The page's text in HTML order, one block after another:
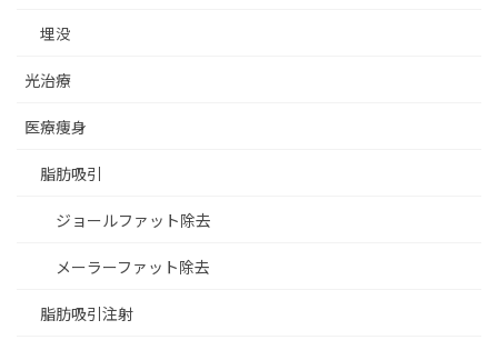
埋没
光治療
医療痩身
脂肪吸引
ジョールファット除去
メーラーファット除去
脂肪吸引注射